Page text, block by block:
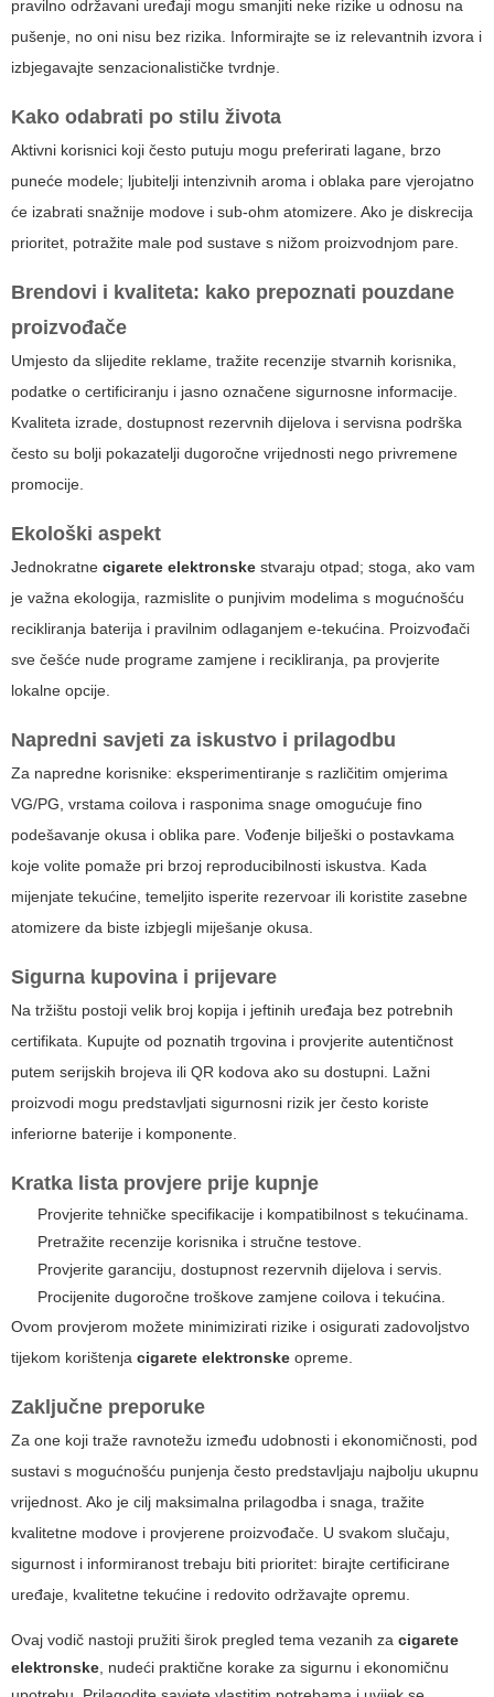
pravilno održavani uređaji mogu smanjiti neke rizike u odnosu na
pušenje, no oni nisu bez rizika. Informirajte se iz relevantnih izvora i
izbjegavajte senzacionalističke tvrdnje.
Kako odabrati po stilu života
Aktivni korisnici koji često putuju mogu preferirati lagane, brzo
puneće modele; ljubitelji intenzivnih aroma i oblaka pare vjerojatno
će izabrati snažnije modove i sub-ohm atomizere. Ako je diskrecija
prioritet, potražite male pod sustave s nižom proizvodnjom pare.
Brendovi i kvaliteta: kako prepoznati pouzdane
proizvođače
Umjesto da slijedite reklame, tražite recenzije stvarnih korisnika,
podatke o certificiranju i jasno označene sigurnosne informacije.
Kvaliteta izrade, dostupnost rezervnih dijelova i servisna podrška
često su bolji pokazatelji dugoročne vrijednosti nego privremene
promocije.
Ekološki aspekt
Jednokratne cigarete elektronske stvaraju otpad; stoga, ako vam
je važna ekologija, razmislite o punjivim modelima s mogućnošću
recikliranja baterija i pravilnim odlaganjem e-tekućina. Proizvođači
sve češće nude programe zamjene i recikliranja, pa provjerite
lokalne opcije.
Napredni savjeti za iskustvo i prilagodbu
Za napredne korisnike: eksperimentiranje s različitim omjerima
VG/PG, vrstama coilova i rasponima snage omogućuje fino
podešavanje okusa i oblika pare. Vođenje bilješki o postavkama
koje volite pomaže pri brzoj reproducibilnosti iskustva. Kada
mijenjate tekućine, temeljito isperite rezervoar ili koristite zasebne
atomizere da biste izbjegli miješanje okusa.
Sigurna kupovina i prijevare
Na tržištu postoji velik broj kopija i jeftinih uređaja bez potrebnih
certifikata. Kupujte od poznatih trgovina i provjerite autentičnost
putem serijskih brojeva ili QR kodova ako su dostupni. Lažni
proizvodi mogu predstavljati sigurnosni rizik jer često koriste
inferiorne baterije i komponente.
Kratka lista provjere prije kupnje
Provjerite tehničke specifikacije i kompatibilnost s tekućinama.
Pretražite recenzije korisnika i stručne testove.
Provjerite garanciju, dostupnost rezervnih dijelova i servis.
Procijenite dugoročne troškove zamjene coilova i tekućina.
Ovom provjerom možete minimizirati rizike i osigurati zadovoljstvo
tijekom korištenja cigarete elektronske opreme.
Zaključne preporuke
Za one koji traže ravnotežu između udobnosti i ekonomičnosti, pod
sustavi s mogućnošću punjenja često predstavljaju najbolju ukupnu
vrijednost. Ako je cilj maksimalna prilagodba i snaga, tražite
kvalitetne modove i provjerene proizvođače. U svakom slučaju,
sigurnost i informiranost trebaju biti prioritet: birajte certificirane
uređaje, kvalitetne tekućine i redovito održavajte opremu.
Ovaj vodič nastoji pružiti širok pregled tema vezanih za cigarete
elektronske , nudeći praktične korake za sigurnu i ekonomičnu